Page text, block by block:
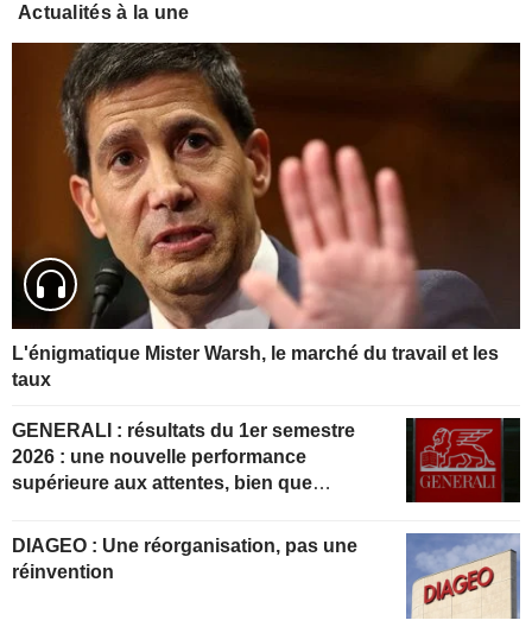
Actualités à la une
L'énigmatique Mister Warsh, le marché du travail et les
taux
GENERALI : résultats du 1er semestre
2026 : une nouvelle performance
supérieure aux attentes, bien que
DIAGEO : Une réorganisation, pas une
réinvention